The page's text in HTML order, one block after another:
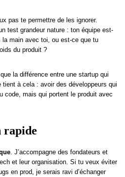
pas te permettre de les ignorer.
test grandeur nature : ton équipe est-
main avec toi, ou est-ce que tu
du produit ?
la différence entre une startup qui
à cela : avoir des développeurs qui
code, mais qui portent le produit avec
rapide
. J’accompagne des fondateurs et
et leur organisation. Si tu veux éviter
en prod, je serais ravi d’échanger